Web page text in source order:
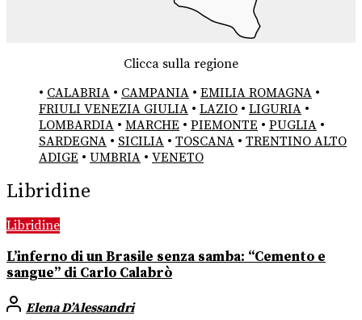
Clicca sulla regione
• CALABRIA • CAMPANIA • EMILIA ROMAGNA •
FRIULI VENEZIA GIULIA • LAZIO • LIGURIA •
LOMBARDIA • MARCHE • PIEMONTE • PUGLIA •
SARDEGNA • SICILIA • TOSCANA • TRENTINO ALTO
ADIGE • UMBRIA • VENETO
Libridine
Libridine
L’inferno di un Brasile senza samba: “Cemento e
sangue” di Carlo Calabrò
Elena D’Alessandri